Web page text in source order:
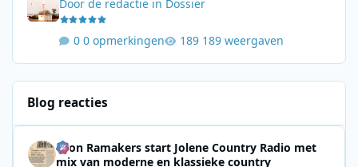
Doorde redactie in Dossier
0 opmerkingen 189 weergaven
Blog reacties
Leon Ramakers start Jolene Country Radio met
mix van moderne en klassieke country